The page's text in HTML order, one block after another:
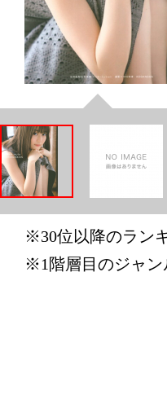
※30位以降のラン
※1階層目のジャン